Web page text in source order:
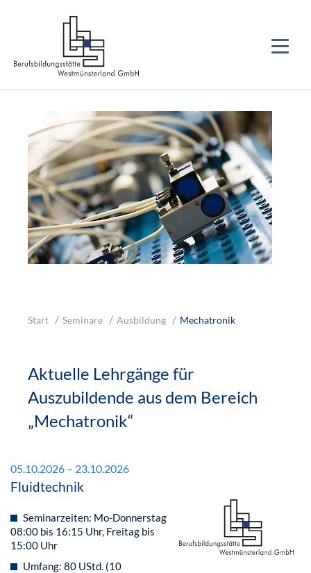
Start Seminare Ausbildung Mechatronik
Aktuelle Lehrgänge für
Auszubildende aus dem Bereich
„Mechatronik“
05.10.2026 – 23.10.2026
Fluidtechnik
Seminarzeiten: Mo-Donnerstag
08:00 bis 16:15 Uhr, Freitag bis
15:00 Uhr
Umfang: 80 UStd. (10